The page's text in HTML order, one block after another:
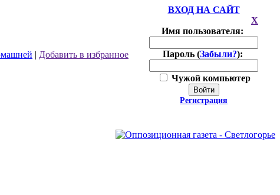
| Добавить в избранное
ВХОД НА САЙТ
X
Имя пользователя:
Пароль (Забыли?):
Чужой компьютер
Войти
Регистрация